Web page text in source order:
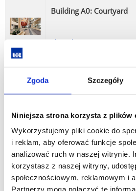
Zgoda Szczegóły
Niniejsza strona korzysta z plików
Wykorzystujemy pliki cookie do
i reklam, aby oferować funkcje
analizować ruch w naszej witrynie.
korzystasz z naszej witryny,
społecznościowym, reklamowym i
Partnerzy mogą połączyć te
Building A0: Courtyard
Show larger map
Building D9: Faculty of
Protection and
Show larger map